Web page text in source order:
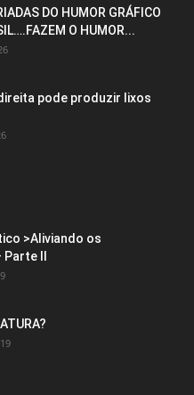
DO HUMOR GRÁFICO
O HUMOR...
pode produzir lixos
>Aliviando os
II